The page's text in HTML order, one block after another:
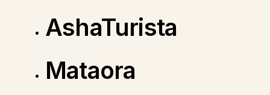
AshaTurista
Mataora